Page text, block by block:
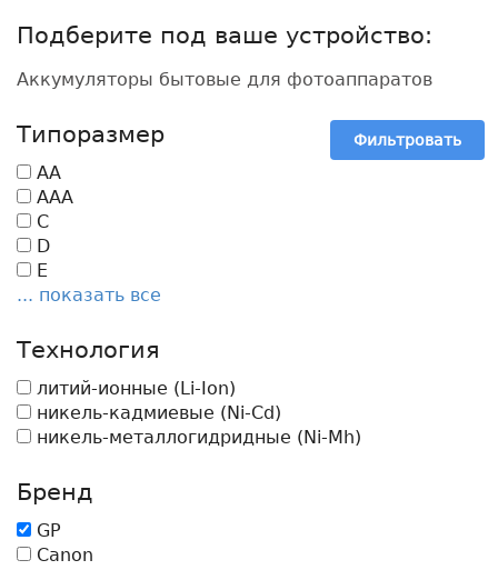
Подберите под ваше устройство:
Аккумуляторы бытовые для фотоаппаратов
Фильтровать
Типоразмер
AA
AAA
C
D
E
... показать все
Технология
литий-ионные (Li-Ion)
никель-кадмиевые (Ni-Cd)
никель-металлогидридные (Ni-Mh)
Бренд
GP
Canon